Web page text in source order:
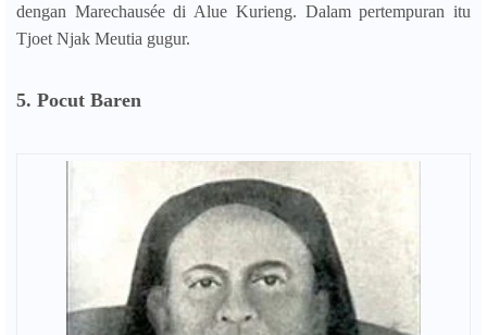
dengan Marechausée di Alue Kurieng. Dalam pertempuran itu
Tjoet Njak Meutia gugur.
5. Pocut Baren